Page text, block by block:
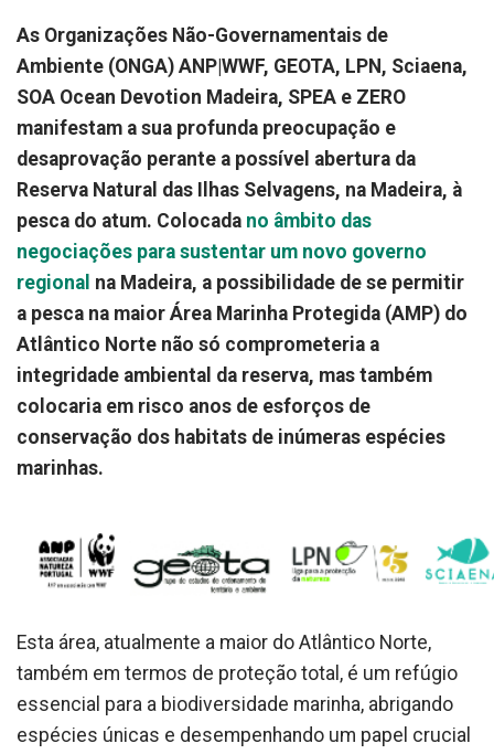
As Organizações Não-Governamentais de
Ambiente (ONGA) ANP|WWF, GEOTA, LPN, Sciaena,
SOA Ocean Devotion Madeira, SPEA e ZERO
manifestam a sua profunda preocupação e
desaprovação perante a possível abertura da
Reserva Natural das Ilhas Selvagens, na Madeira, à
pesca do atum. Colocada no âmbito das
negociações para sustentar um novo governo
regional na Madeira, a possibilidade de se permitir
a pesca na maior Área Marinha Protegida (AMP) do
Atlântico Norte não só comprometeria a
integridade ambiental da reserva, mas também
colocaria em risco anos de esforços de
conservação dos habitats de inúmeras espécies
marinhas.
Esta área, atualmente a maior do Atlântico Norte,
também em termos de proteção total, é um refúgio
essencial para a biodiversidade marinha, abrigando
espécies únicas e desempenhando um papel crucial